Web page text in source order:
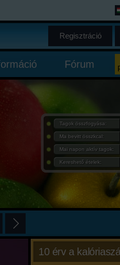
Regisztráció
Fórum
Tagok összfogyása:
Ma bevitt összkcal:
Mai napon aktív tagok:
Kereshető ételek:
10 érv a